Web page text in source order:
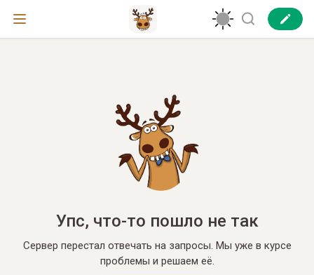
Упс, что-то пошло не так
Сервер перестал отвечать на запросы. Мы уже в курсе
проблемы и решаем её.